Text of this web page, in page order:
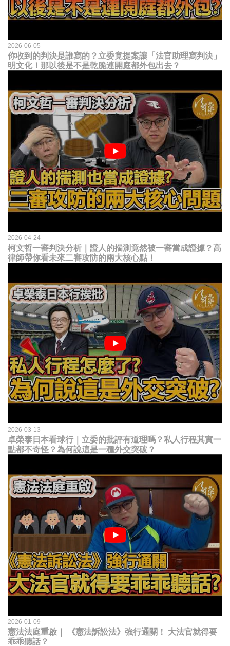
2026-06-05
你收到的判決是誰寫的？立委竟提案讓「法官助理寫判決」
明文化！那以後是不是乾脆連開庭都外包出去？
2026-04-24
柯文哲一審判決分析｜證人的揣測竟然被一審當成證據？高
律師帶你看未來二審攻防的兩大核心點！
2026-03-13
卓榮泰日本看球行｜立委的批評有道理嗎？私人行程其實一
點都不奇怪？為何說這是一種外交突破？
2026-01-09
憲法法庭重啟｜ 《憲法訴訟法》強行通關！ 大法官就得要
乖乖聽話？